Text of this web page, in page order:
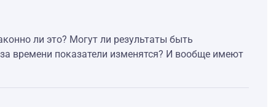
ли это? Могут ли результаты быть
времени показатели изменятся? И вообще имеют